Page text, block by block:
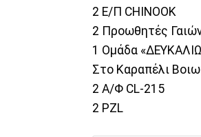
2 Ε/Π CHINOOK
2 Προωθητές
1 Ομάδα
Στο Καραπέλι
2 Α/Φ CL-215
2 PZL